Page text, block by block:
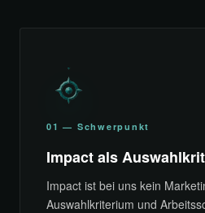
01 — Schwerpunkt
Impact als
Impact ist bei uns kein
Auswahlkriterium und